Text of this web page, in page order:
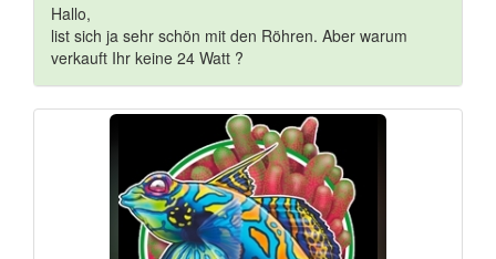
Hallo,
list sich ja sehr schön mit den Röhren. Aber warum
verkauft Ihr keine 24 Watt ?